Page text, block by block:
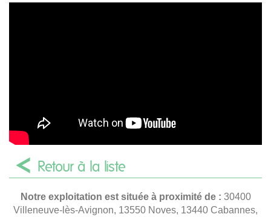
Retour à la liste
Notre exploitation est située à proximité de : 30400
Villeneuve-lès-Avignon, 13550 Noves, 13440 Cabannes,